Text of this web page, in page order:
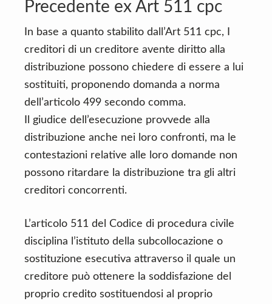
Precedente ex Art 511 cpc
In base a quanto stabilito dall’Art 511 cpc, I
creditori di un creditore avente diritto alla
distribuzione possono chiedere di essere a lui
sostituiti, proponendo domanda a norma
dell’articolo 499 secondo comma.
Il giudice dell’esecuzione provvede alla
distribuzione anche nei loro confronti, ma le
contestazioni relative alle loro domande non
possono ritardare la distribuzione tra gli altri
creditori concorrenti.
L’articolo 511 del Codice di procedura civile
disciplina l’istituto della subcollocazione o
sostituzione esecutiva attraverso il quale un
creditore può ottenere la soddisfazione del
proprio credito sostituendosi al proprio